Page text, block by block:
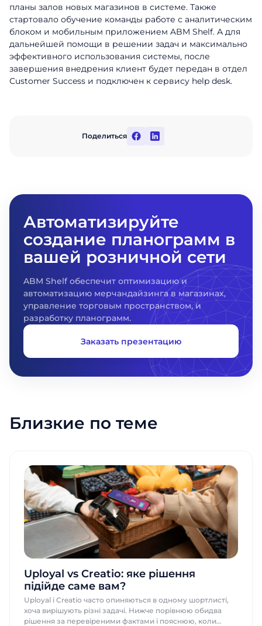
планы залов новых магазинов в системе. Также
стартовало обучение команды работе с аналитическим
блоком и мобильным приложением ABM Shelf. А для
дальнейшей помощи в решении задач и максимально
эффективного использования системы, после
завершения внедрения клиент будет передан в отдел
Сustomer Success и подключен к сервису help desk.
Поделиться
Автоматизируйте
создание планограмм в
вашей розничной сети
ABM Shelf обеспечит оптимизацию и
автоматизацию мерчандайзинга в магазинах,
управление торговым пространством, и
разработку планограмм.
Заказать презентацию
Близкие по теме
Uployal vs Creatio: яке рішення
підійде саме вам?
Uployal і Creatio часто опиняються в одному шортлисті,
хоча вирішують різні задачі. Нижче порівнюю обидва
рішення за перевіреними фактами і пояснюю, коли
Заполните форму, чтобы узнать
больше о продуктах ABM Cloud
Имя
Фамилия
Название компании
Отправить
наших сотрудников свяжется с вами в
Заказать звонок
Поговорите с нашим экспертом уже
сегодня
именно нашими продуктами. Один из
наших сотрудников свяжется с вами в
именно нашими продуктами. Один из
наших сотрудников свяжется с вами в